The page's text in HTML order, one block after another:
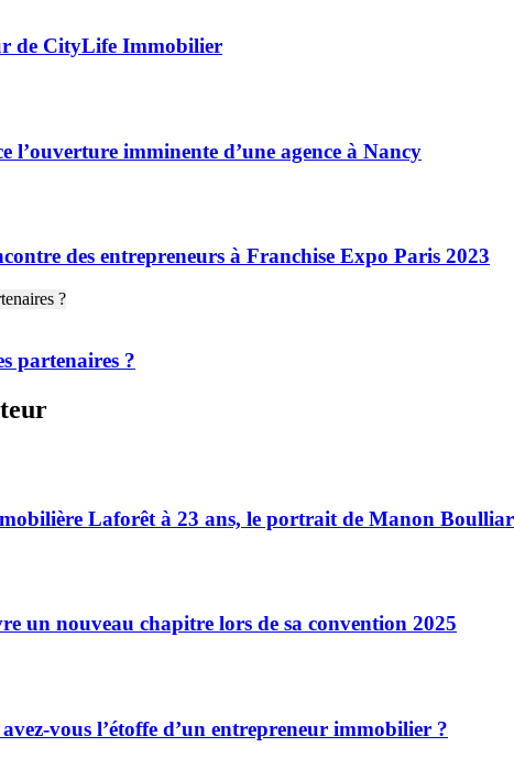
de CityLife Immobilier
imminente d’une agence à Nancy
des entrepreneurs à Franchise Expo Paris 2023
partenaires ?
Laforêt à 23 ans, le portrait de Manon
un nouveau chapitre lors de sa convention 2025
vous l’étoffe d’un entrepreneur immobilier ?